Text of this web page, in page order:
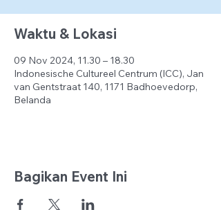
Waktu & Lokasi
09 Nov 2024, 11.30 – 18.30
Indonesische Cultureel Centrum (ICC), Jan
van Gentstraat 140, 1171 Badhoevedorp,
Belanda
Bagikan Event Ini